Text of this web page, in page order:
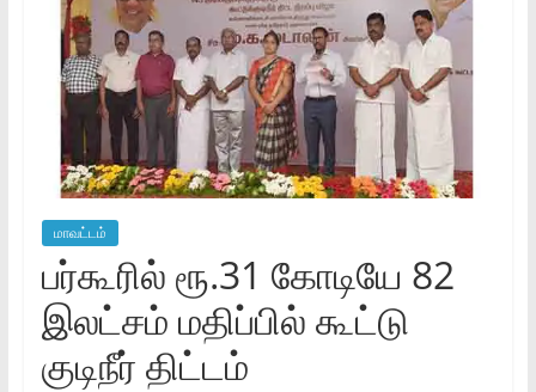
மாவட்டம்
பர்கூரில் ரூ.31 கோடியே 82
இலட்சம் மதிப்பில் கூட்டு
குடிநீர் திட்டம்